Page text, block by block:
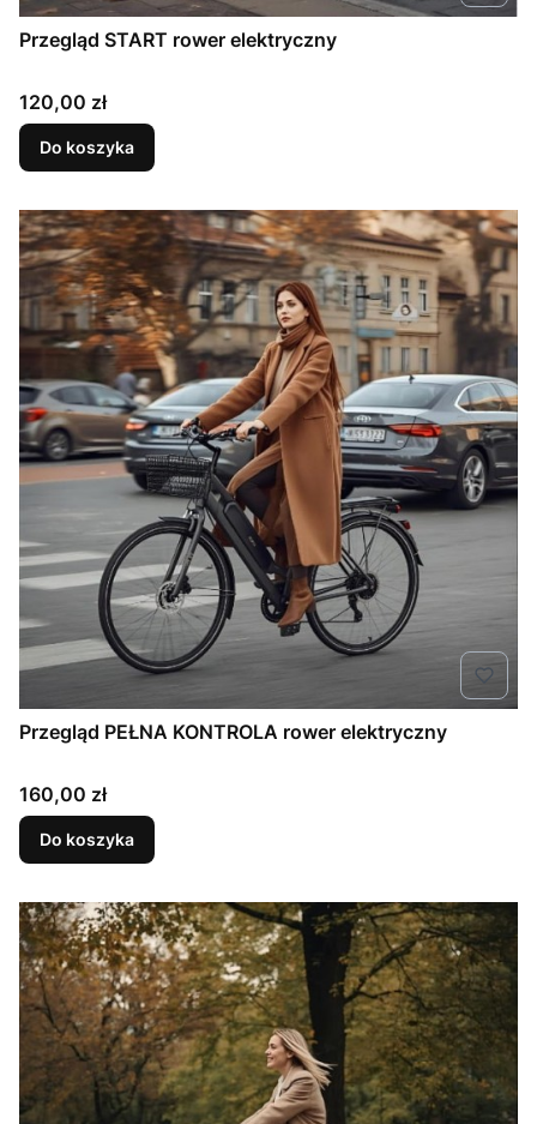
Przegląd START rower elektryczny
Cena
120,00 zł
Do koszyka
Przegląd PEŁNA KONTROLA rower elektryczny
Cena
160,00 zł
Do koszyka